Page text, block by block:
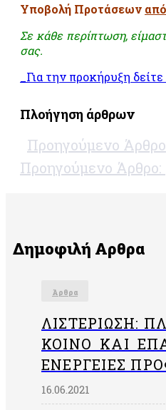
Υποβολή Προτάσεων
Σε κάθε περίπτωση,
σας.
_Για την προκήρυξη δείτε
Πλοήγηση άρθρων
Προηγούμενο Άρθρο
Προηγούμενο Άρθρο:
Δημοφιλή Αρθρα
Άρθρα
ΛΙΣΤΕΡΊΩΣΗ:
ΚΟΙΝΌ ΚΑΙ
ΕΝΈΡΓΕΙΕΣ
16.06.2021